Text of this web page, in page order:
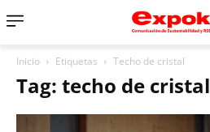
Inicio Etiquetas Techo de cristal
Tag: techo de cristal